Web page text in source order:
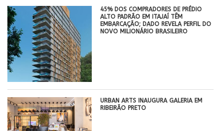
45% DOS COMPRADORES DE PRÉDIO
ALTO PADRÃO EM ITAJAÍ TÊM
EMBARCAÇÃO; DADO REVELA PERFIL DO
NOVO MILIONÁRIO BRASILEIRO
​URBAN ARTS INAUGURA GALERIA EM
RIBEIRÃO PRETO